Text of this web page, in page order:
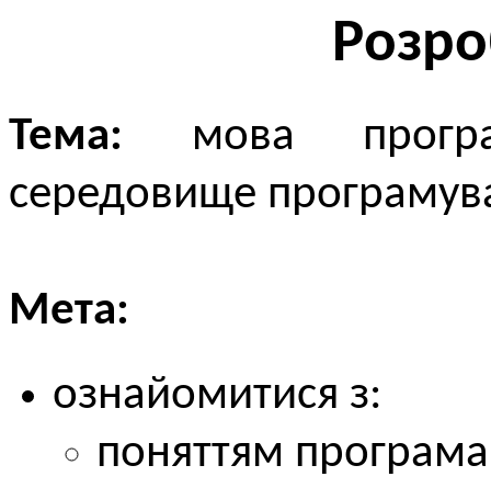
Тема: мова
cередовище
Мета:
ознайомитися з:
поняттям